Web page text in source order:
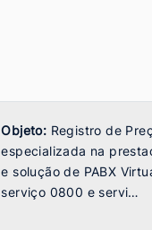
Objeto: Registro de
especializada na
e solução de PABX
serviço 0800 e servi…